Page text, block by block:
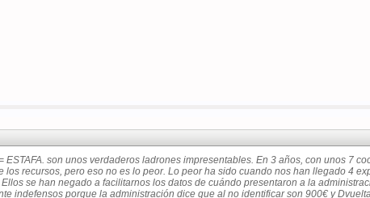
son unos verdaderos ladrones impresentables. En 3 años, con unos 7
recursos, pero eso no es lo peor. Lo peor ha sido cuando nos han llegado 4
se han negado a facilitarnos los datos de cuándo presentaron a la
indefensos porque la administración dice que al no identificar son 900€ y